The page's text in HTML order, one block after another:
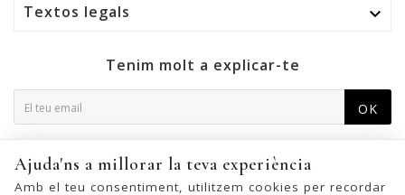
Textos legals 
Tenim molt a explicar-te
OK
això, trobeu la nostra informació de contacte a l'avís legal.
Ajuda'ns a millorar la teva experiència
Amb el teu consentiment, utilitzem cookies per recordar